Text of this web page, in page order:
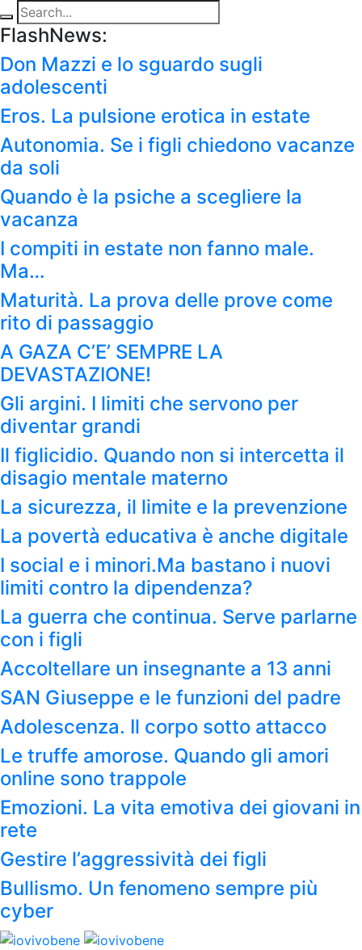
FlashNews:
Don Mazzi e lo sguardo sugli
adolescenti
Eros. La pulsione erotica in estate
Autonomia. Se i figli chiedono vacanze
da soli
Quando è la psiche a scegliere la
vacanza
I compiti in estate non fanno male.
Ma…
Maturità. La prova delle prove come
rito di passaggio
A GAZA C’E’ SEMPRE LA
DEVASTAZIONE!
Gli argini. I limiti che servono per
diventar grandi
Il figlicidio. Quando non si intercetta il
disagio mentale materno
La sicurezza, il limite e la prevenzione
La povertà educativa è anche digitale
I social e i minori.Ma bastano i nuovi
limiti contro la dipendenza?
La guerra che continua. Serve parlarne
con i figli
Accoltellare un insegnante a 13 anni
SAN Giuseppe e le funzioni del padre
Adolescenza. Il corpo sotto attacco
Le truffe amorose. Quando gli amori
online sono trappole
Emozioni. La vita emotiva dei giovani in
rete
Gestire l’aggressività dei figli
Bullismo. Un fenomeno sempre più
cyber